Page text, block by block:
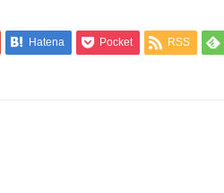
Hatena Pocket RSS